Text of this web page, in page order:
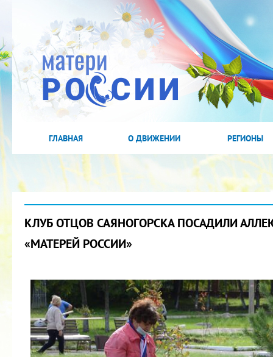
ГЛАВНАЯ О ДВИЖЕНИИ РЕГИОНЫ
КЛУБ ОТЦОВ САЯНОГОРСКА ПОСАДИЛИ
«МАТЕРЕЙ РОССИИ»